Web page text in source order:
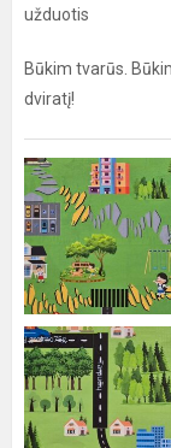
užduotis
Būkim tvarūs.
dviratį!